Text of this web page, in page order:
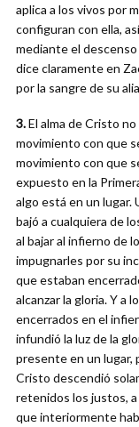
aplica a los vivos por
configuran con ella,
mediante el
dice claramente en
por la sangre de su
3.El alma de Cristo
movimiento con que
movimiento con que
expuesto en la
algo está en un lugar.
bajó a cualquiera de
al bajar al infierno de
impugnarles por su
que estaban
alcanzar la gloria. Y a
encerrados en el
infundió la luz de la
presente en un lugar,
Cristo descendió
retenidos los justos, a
que interiormente